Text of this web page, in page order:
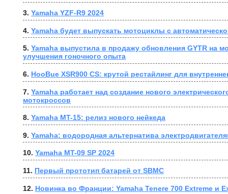
3. Yamaha YZF-R9 2024
4. Yamaha будет выпускать мотоциклы с
5. Yamaha выпустила в продажу обновления GYTR на
улучшения гоночного опыта
6. HooBue XSR900 CS: крутой рестайлинг для
7. Yamaha работает над создание нового
мотокроссов
8. Yamaha MT-15: релиз нового нейкеда
9. Yamaha: водородная альтернатива
10. Yamaha MT-09 SP 2024
11. Первый прототип батарей от SBMC
12. Новинка во Франции: Yamaha Tenere 700 Extreme и